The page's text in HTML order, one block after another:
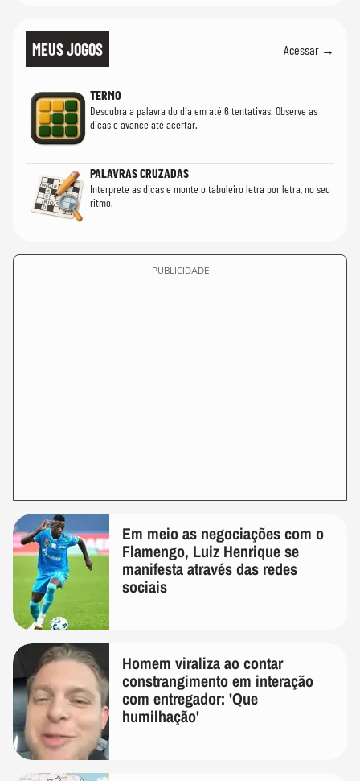
MEUS JOGOS Acessar →
TERMO
Descubra a palavra do dia em até 6 tentativas. Observe as
dicas e avance até acertar.
PALAVRAS CRUZADAS
Interprete as dicas e monte o tabuleiro letra por letra, no seu
ritmo.
PUBLICIDADE
Em meio as negociações com o
Flamengo, Luiz Henrique se
manifesta através das redes
sociais
Homem viraliza ao contar
constrangimento em interação
com entregador: 'Que
humilhação'